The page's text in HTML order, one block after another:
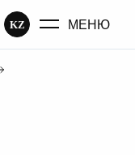
KZ МЕНЮ